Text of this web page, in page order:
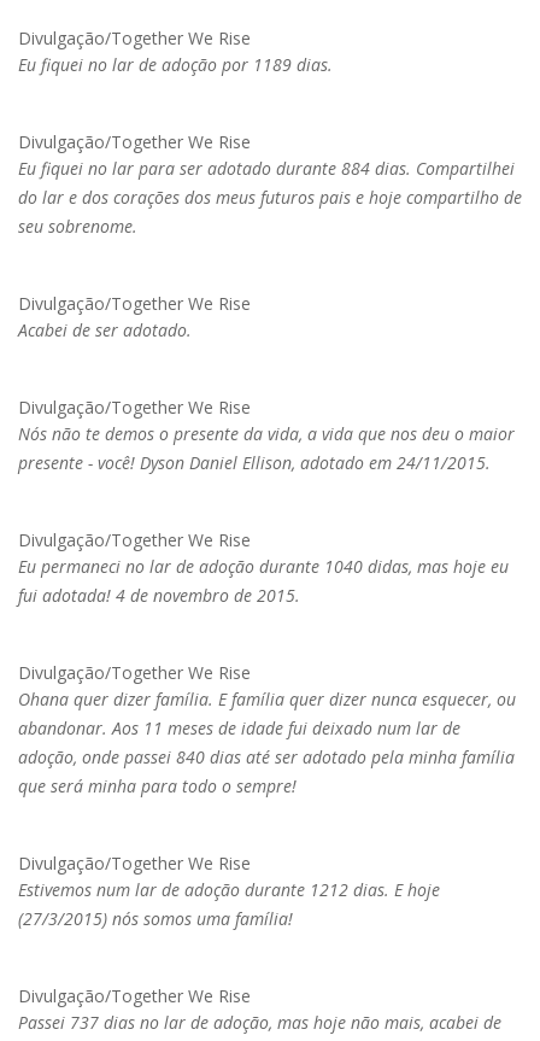
Divulgação/Together We Rise
Eu fiquei no lar de adoção por 1189 dias.
Divulgação/Together We Rise
Eu fiquei no lar para ser adotado durante 884 dias. Compartilhei
do lar e dos corações dos meus futuros pais e hoje compartilho de
seu sobrenome.
Divulgação/Together We Rise
Acabei de ser adotado.
Divulgação/Together We Rise
Nós não te demos o presente da vida, a vida que nos deu o maior
presente - você! Dyson Daniel Ellison, adotado em 24/11/2015.
Divulgação/Together We Rise
Eu permaneci no lar de adoção durante 1040 didas, mas hoje eu
fui adotada! 4 de novembro de 2015.
Divulgação/Together We Rise
Ohana quer dizer família. E família quer dizer nunca esquecer, ou
abandonar. Aos 11 meses de idade fui deixado num lar de
adoção, onde passei 840 dias até ser adotado pela minha família
que será minha para todo o sempre!
Divulgação/Together We Rise
Estivemos num lar de adoção durante 1212 dias. E hoje
(27/3/2015) nós somos uma família!
Divulgação/Together We Rise
Passei 737 dias no lar de adoção, mas hoje não mais, acabei de